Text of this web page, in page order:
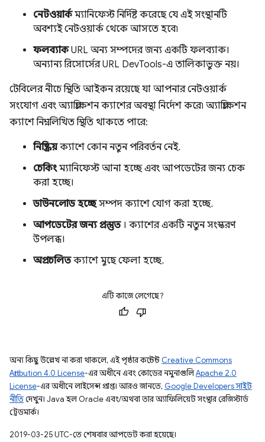
নেটওয়ার্কম্যানিফেস্ট নির্দিষ্ট করেছে যে এই সংস্থানটি
অবশ্যই নেটওয়ার্ক থেকে আসতে হবে৷
ফলব্যাকURL অন্য সম্পদের জন্য একটি ফলব্যাক।
অন্যান্য রিসোর্সের URL DevTools-এ তালিকাভুক্ত নয়।
টেবিলের নীচে স্থিতি আইকন রয়েছে যা আপনার নেটওয়ার্ক
সংযোগ এবং অ্যাপ্লিকেশন ক্যাশের অবস্থা নির্দেশ করে৷ অ্যাপ্লিকেশন
ক্যাশে নিম্নলিখিত স্থিতি থাকতে পারে:
নিষ্ক্রিয়ক্যাশে কোন নতুন পরিবর্তন নেই.
চেকিংম্যানিফেস্ট আনা হচ্ছে এবং আপডেটের জন্য চেক
করা হচ্ছে।
ডাউনলোড হচ্ছেসম্পদ ক্যাশে যোগ করা হচ্ছে.
আপডেটের জন্য প্রস্তুত। ক্যাশের একটি নতুন সংস্করণ
উপলব্ধ।
অপ্রচলিতক্যাশে মুছে ফেলা হচ্ছে.
এটি কাজে লেগেছে?
অন্য কিছু উল্লেখ না করা থাকলে, এই পৃষ্ঠার কন্টেন্ট Creative Commons
Attribution 4.0 License-এর অধীনে এবং কোডের নমুনাগুলিApache 2.0
License-এর অধীনে লাইসেন্স প্রাপ্ত। আরও জানতে, Google Developers সাইট
নীতিদেখুন। Java হল Oracle এবং/অথবা তার অ্যাফিলিয়েট সংস্থার রেজিস্টার্ড
ট্রেডমার্ক।
2019-03-25 UTC-তে শেষবার আপডেট করা হয়েছে।